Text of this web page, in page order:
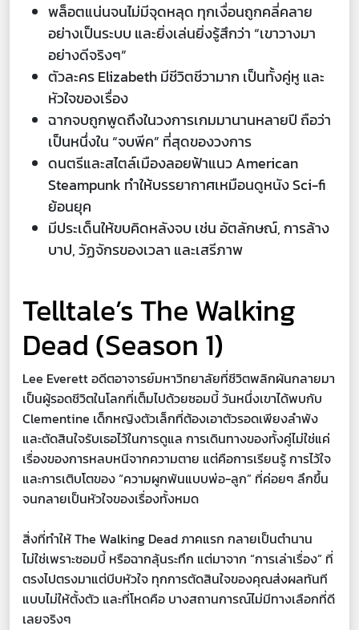
พล็อตแน่นจนไม่มีจุดหลุด ทุกเงื่อนถูกคลี่คลาย
อย่างเป็นระบบ และยิ่งเล่นยิ่งรู้สึกว่า “เขาวางมา
อย่างดีจริงๆ”
ตัวละคร Elizabeth มีชีวิตชีวามาก เป็นทั้งคู่หู และ
หัวใจของเรื่อง
ฉากจบถูกพูดถึงในวงการเกมมานานหลายปี ถือว่า
เป็นหนึ่งใน “จบพีค” ที่สุดของวงการ
ดนตรีและสไตล์เมืองลอยฟ้าแนว American
Steampunk ทำให้บรรยากาศเหมือนดูหนัง Sci-fi
ย้อนยุค
มีประเด็นให้ขบคิดหลังจบ เช่น อัตลักษณ์, การล้าง
บาป, วัฏจักรของเวลา และเสรีภาพ
Telltale’s The Walking
Dead (Season 1)
Lee Everett อดีตอาจารย์มหาวิทยาลัยที่ชีวิตพลิกผันกลายมา
เป็นผู้รอดชีวิตในโลกที่เต็มไปด้วยซอมบี้ วันหนึ่งเขาได้พบกับ
Clementine เด็กหญิงตัวเล็กที่ต้องเอาตัวรอดเพียงลำพัง
และตัดสินใจรับเธอไว้ในการดูแล การเดินทางของทั้งคู่ไม่ใช่แค่
เรื่องของการหลบหนีจากความตาย แต่คือการเรียนรู้ การไว้ใจ
และการเติบโตของ “ความผูกพันแบบพ่อ-ลูก” ที่ค่อยๆ ลึกขึ้น
จนกลายเป็นหัวใจของเรื่องทั้งหมด
สิ่งที่ทำให้ The Walking Dead ภาคแรก กลายเป็นตำนาน
ไม่ใช่เพราะซอมบี้ หรือฉากลุ้นระทึก แต่มาจาก “การเล่าเรื่อง” ที่
ตรงไปตรงมาแต่บีบหัวใจ ทุกการตัดสินใจของคุณส่งผลทันที
แบบไม่ให้ตั้งตัว และที่โหดคือ บางสถานการณ์ไม่มีทางเลือกที่ดี
เลยจริงๆ